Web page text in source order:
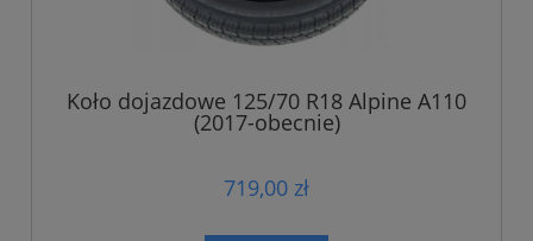
Koło dojazdowe 125/70 R18 Alpine A110
(2017-obecnie)
719,00 zł